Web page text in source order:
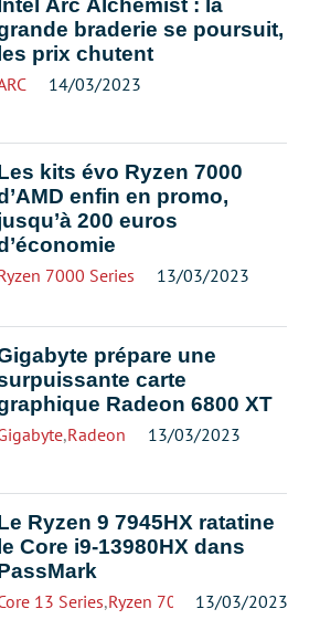
Arc Alchemist : la
braderie se poursuit,
les prix chutent
14/03/2023
kits évo Ryzen 7000
enfin en promo,
200 euros
7000 Series 13/03/2023
prépare une
carte
Radeon 6800 XT
,Radeon 13/03/2023
Ryzen 9 7945HX ratatine
le Core i9-13980HX dans
13 Series,Ryzen 7000 Series
13/03/2023